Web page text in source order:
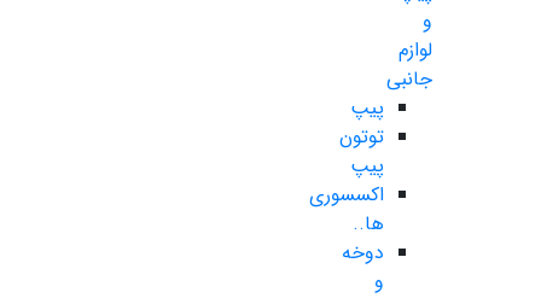
و
لوازم
جانبی
پیپ
توتون
پیپ
اکسسوری
ها..
دوخه
و